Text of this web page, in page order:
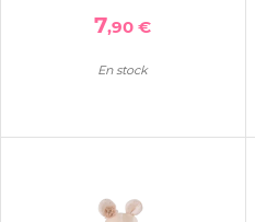
7,90 €
En stock